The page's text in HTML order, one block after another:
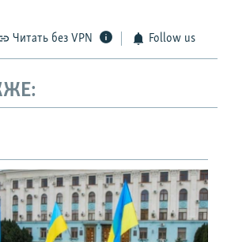
Читать без VPN Follow us